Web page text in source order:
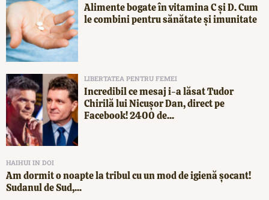
Alimente bogate în vitamina C și D. Cum
le combini pentru sănătate și imunitate
LIBERTATEA PENTRU FEMEI
Incredibil ce mesaj i-a lăsat Tudor
Chirilă lui Nicușor Dan, direct pe
Facebook! 2400 de...
HAIHUI IN DOI
Am dormit o noapte la tribul cu un mod de igienă șocant!
Sudanul de Sud,...